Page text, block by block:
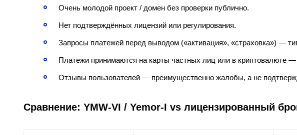
Очень молодой проект / домен без проверки публично.
Нет подтверждённых лицензий или регулирования.
Запросы платежей перед выводом («активация», «страховка») —
Платежи принимаются на карты частных лиц или в криптовалюте
Отзывы пользователей — преимущественно жалобы, а не
Сравнение: YMW‑VI / Yemor‑I vs лицензированный